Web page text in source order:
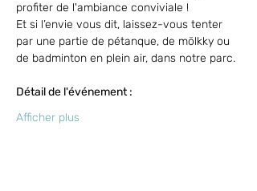
profiter de l'ambiance conviviale !
Et si l’envie vous dit, laissez-vous tenter
par une partie de pétanque, de mölkky ou
de badminton en plein air, dans notre parc.
Détail de l'événement :
Afficher plus